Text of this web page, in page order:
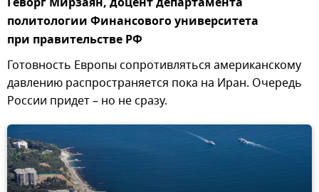
Геворг Мирзаян, доцент департамента
политологии Финансового университета
при правительстве РФ
Готовность Европы сопротивляться американскому
давлению распространяется пока на Иран. Очередь
России придет – но не сразу.